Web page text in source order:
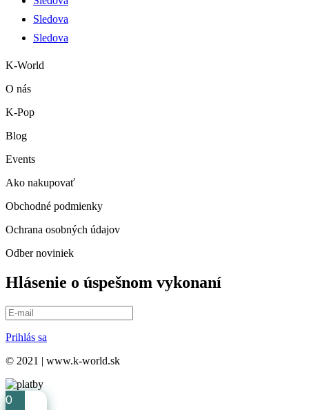
Sledova
Sledova
K-World
O nás
K-Pop
Blog
Events
Ako nakupovať
Obchodné podmienky
Ochrana osobných údajov
Odber noviniek
Hlásenie o úspešnom vykonaní
Prihlás sa
© 2021 | www.k-world.sk
0